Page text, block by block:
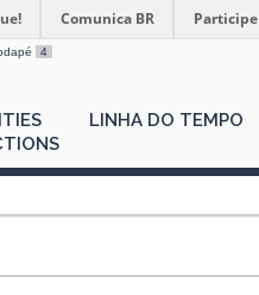
Comunica BR Participe
4
LINHA DO TEMPO